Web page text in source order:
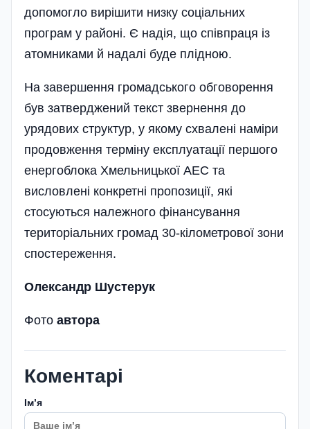
допомогло вирішити низку соціальних
програм у районі. Є надія, що співпраця із
атомниками й надалі буде плідною.
На завершення громадського обговорення
був затверджений текст звернення до
урядових структур, у якому схвалені наміри
продовження терміну експлуатації першого
енергоблока Хмельницької АЕС та
висловлені конкретні пропозиції, які
стосуються належного фінансування
територіальних громад 30-кілометрової зони
спостереження.
Олександр Шустерук
Фото автора
Коментарі
Імʼя